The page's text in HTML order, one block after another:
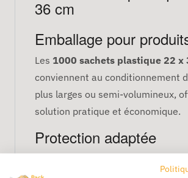
36 cm
Emballage pour
Les 1000 sachets plastique 22 x
conviennent au conditionnement
plus larges ou semi-volumineux,
solution pratique et économique.
Protection adaptée